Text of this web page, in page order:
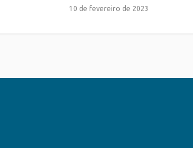
10 de fevereiro de 2023